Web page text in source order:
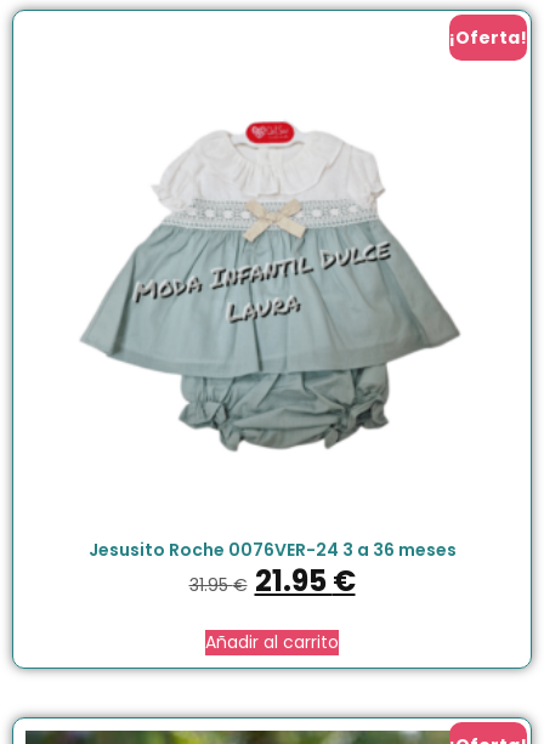
¡Oferta!
Jesusito Roche 0076VER-24 3 a 36 meses
31.95€ 21.95€
Añadir al carrito